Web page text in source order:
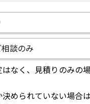
談のみ
なく、見積りのみの
められていない場合